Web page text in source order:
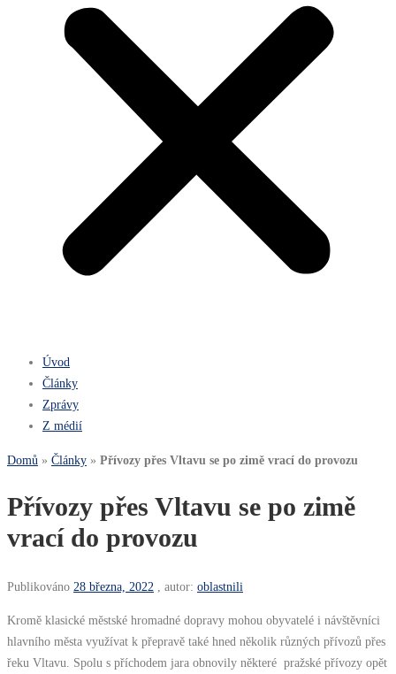
Úvod
Články
Zprávy
Z médií
Domů » Články » Přívozy přes Vltavu se po zimě vrací do provozu
Přívozy přes Vltavu se po zimě
vrací do provozu
Publikováno 28 března, 2022 , autor: oblastnili
Kromě klasické městské hromadné dopravy mohou obyvatelé i návštěvníci
hlavního města využívat k přepravě také hned několik různých přívozů přes
řeku Vltavu. Spolu s příchodem jara obnovily některé pražské přívozy opět